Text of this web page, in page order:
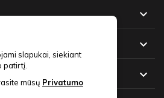



slapukai, siekiant
patirtį.
mūsų Privatumo